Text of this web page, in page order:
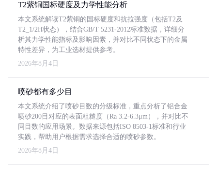
T2紫铜国标硬度及力学性能分析
本文系统解读T2紫铜的国标硬度和抗拉强度（包括T2及
T2_1/2H状态），结合GB/T 5231-2012标准数据，详细分
析其力学性能指标及影响因素，并对比不同状态下的金属
特性差异，为工业选材提供参考。
2026年8月4日
喷砂都有多少目
本文系统介绍了喷砂目数的分级标准，重点分析了铝合金
喷砂200目对应的表面粗糙度（Ra 3.2-6.3μm），并对比不
同目数的应用场景。数据来源包括ISO 8503-1标准和行业
实践，帮助用户根据需求选择合适的喷砂参数。
2026年8月4日